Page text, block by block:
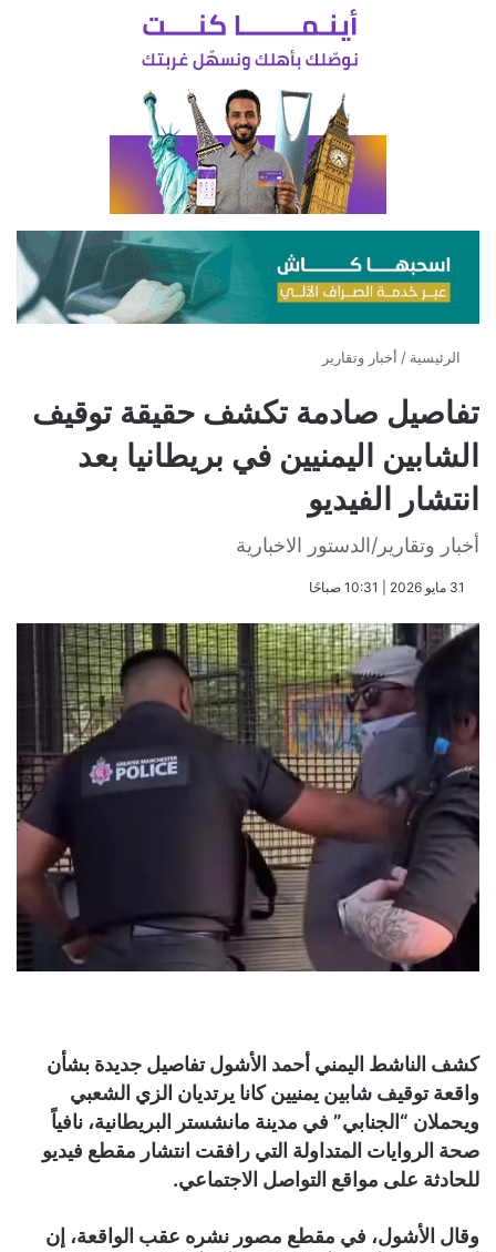
الرئيسية / أخبار وتقارير
تفاصيل صادمة تكشف حقيقة توقيف
الشابين اليمنيين في بريطانيا بعد
انتشار الفيديو
أخبار وتقارير/الدستور الاخبارية
​31 مايو 2026 | 10:31 صباحًا
كشف الناشط اليمني أحمد الأشول تفاصيل جديدة بشأن
واقعة توقيف شابين يمنيين كانا يرتديان الزي الشعبي
ويحملان “الجنابي” في مدينة مانشستر البريطانية، نافياً
صحة الروايات المتداولة التي رافقت انتشار مقطع فيديو
للحادثة على مواقع التواصل الاجتماعي.
وقال الأشول، في مقطع مصور نشره عقب الواقعة، إن